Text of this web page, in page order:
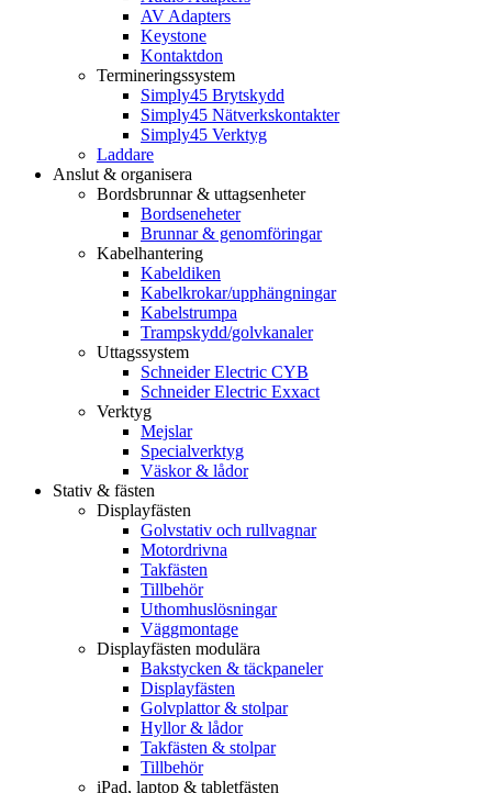
AV Adapters
Keystone
Kontaktdon
Termineringssystem
Simply45 Brytskydd
Simply45 Nätverkskontakter
Simply45 Verktyg
Laddare
Anslut & organisera
Bordsbrunnar & uttagsenheter
Bordseneheter
Brunnar & genomföringar
Kabelhantering
Kabeldiken
Kabelkrokar/upphängningar
Kabelstrumpa
Trampskydd/golvkanaler
Uttagssystem
Schneider Electric CYB
Schneider Electric Exxact
Verktyg
Mejslar
Specialverktyg
Väskor & lådor
Stativ & fästen
Displayfästen
Golvstativ och rullvagnar
Motordrivna
Takfästen
Tillbehör
Uthomhuslösningar
Väggmontage
Displayfästen modulära
Bakstycken & täckpaneler
Displayfästen
Golvplattor & stolpar
Hyllor & lådor
Takfästen & stolpar
Tillbehör
iPad, laptop & tabletfästen